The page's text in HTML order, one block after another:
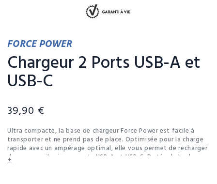
FORCE POWER
Chargeur 2 Ports USB-A et
USB-C
39,90 €
Ultra compacte, la base de chargeur Force Power est facile à
transporter et ne prend pas de place. Optimisée pour la charge
rapide avec un ampérage optimal, elle vous permet de recharger
deux appareils via ses ports USB-A et USB-C. Dotée de la charge
intelligente, elle est capable d’ajuster la puissance de charge
+